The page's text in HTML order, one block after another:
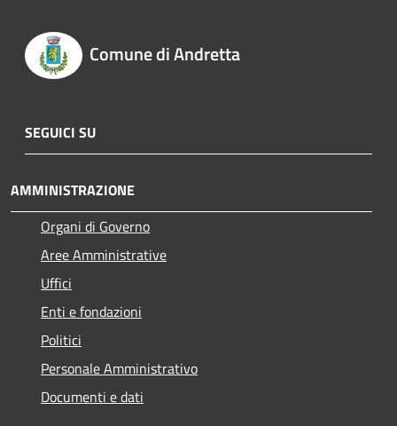
Comune di Andretta
SEGUICI SU
AMMINISTRAZIONE
Organi di Governo
Aree Amministrative
Uffici
Enti e fondazioni
Politici
Personale Amministrativo
Documenti e dati